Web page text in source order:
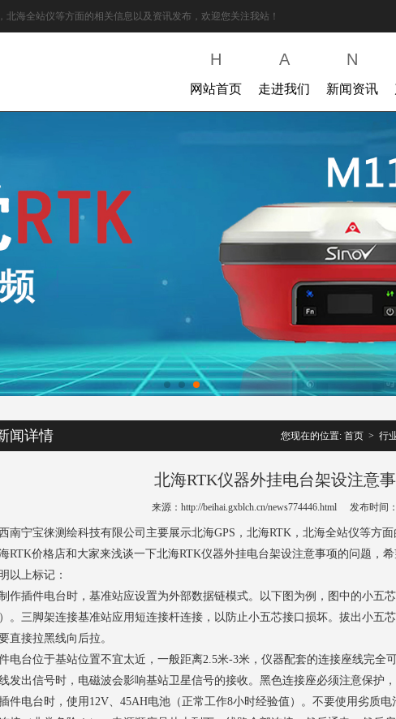
北海全站仪等方面的相关信息以及资讯发布，欢迎您关注我站！
H
网站首页
A
走进我们
N
新闻资讯
闻详情 您现在的位置: 首页 > 行
北海RTK仪器外挂电台架设注意
来源：http://beihai.gxblch.cn/news774446.html 发布时间
南宁宝徕测绘科技有限公司主要展示北海GPS ，北海RTK，北海全站仪等方
RTK价格店和大家来浅谈一下北海RTK仪器外挂电台架设注意事项的问题，希
以上标记：
作插件电台时，基准站应设置为外部数据链模式。以下图为例，图中的小五
。三脚架连接基准站应用短连接杆连接，以防止小五芯接口损坏。拔出小五
直接拉黑线向后拉。
电台位于基站位置不宜太近，一般距离2.5米-3米，仪器配套的连接座线完全
发出信号时，电磁波会影响基站卫星信号的接收。黑色连接座必须注意保护
件电台时，使用12V、45AH电池（正常工作8小时经验值）。不要使用劣质